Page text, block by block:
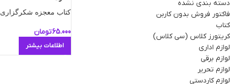
دسته بندی نشده
فاکتور فروش بدون کاربن
کتاب
کریتورز کلاس (سی کلاس)
لوازم اداری
لوازم برقی
لوازم تحریر
لوازم کاردستی
کتاب معجزه شکرگزاری
65.000تومان
اطلاعات بیشتر